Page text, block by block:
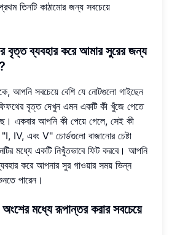
তিনটি কাঠামোর জন্য সবচেয়ে
বৃত্ত ব্যবহার করে আমার সুরের জন্য
আপনি সবচেয়ে বেশি যে নোটগুলো গাইছেন
বৃত্ত দেখুন এমন একটি কী খুঁজে পেতে
একবার আপনি কী পেয়ে গেলে, সেই কী
IV, এবং V" চোর্ডগুলো বাজানোর চেষ্টা
মধ্যে একটি নিখুঁতভাবে ফিট করবে। আপনি
করে আপনার সুর গাওয়ার সময় ভিন্ন
পারেন।
অংশের মধ্যে রূপান্তর করার সবচেয়ে